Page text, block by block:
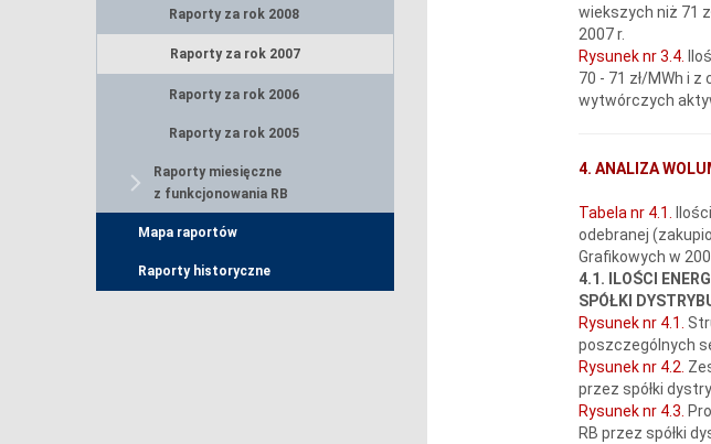
Raporty za rok 2008
Raporty za rok 2007
Raporty za rok 2006
Raporty za rok 2005
Raporty miesięczne
z funkcjonowania RB
Mapa raportów
Raporty historyczne
wiekszych niż 71
2007 r.
Rysunek nr 3.4.
70 - 71 zł/MWh i
wytwórczych
4. ANALIZA
Tabela nr 4.1.
odebranej
Grafikowych w
4.1. ILOŚCI
SPÓŁKI
Rysunek nr 4.1.
poszczególnych
Rysunek nr 4.2.
przez spółki
Rysunek nr 4.3.
RB przez spółki